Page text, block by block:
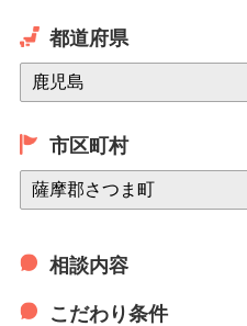
都道府県
市区町村
相談内容
こだわり条件